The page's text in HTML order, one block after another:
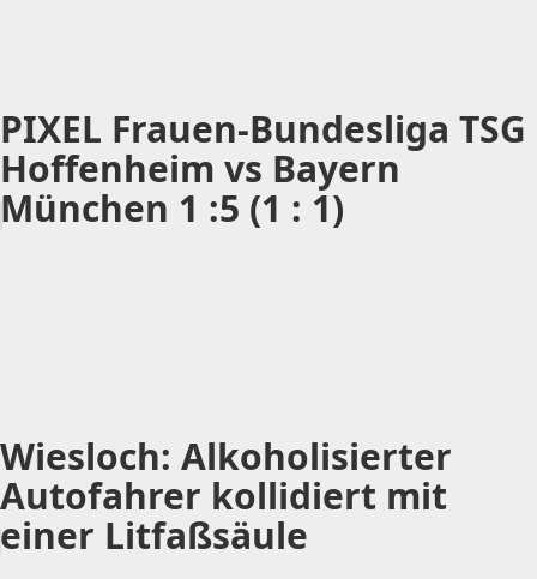
PIXEL Frauen-Bundesliga TSG
Hoffenheim vs Bayern
München 1 :5 (1 : 1)
Wiesloch: Alkoholisierter
Autofahrer kollidiert mit
einer Litfaßsäule